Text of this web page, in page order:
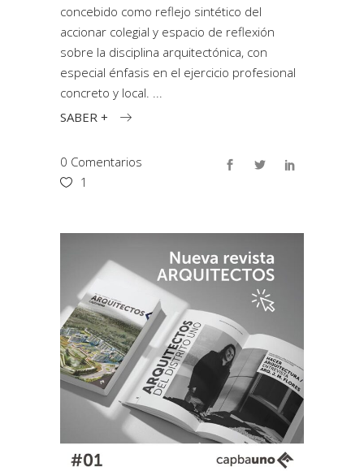
concebido como reflejo sintético del
accionar colegial y espacio de reflexión
sobre la disciplina arquitectónica, con
especial énfasis en el ejercicio profesional
concreto y local.
SABER +
0 Comentarios
1